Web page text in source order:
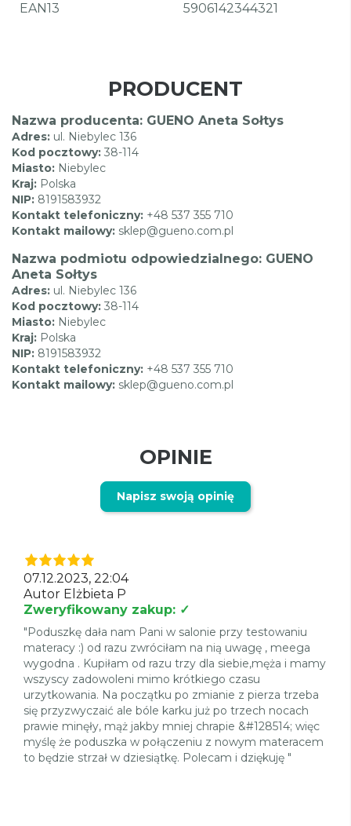
EAN13
5906142344321
PRODUCENT
Nazwa producenta: GUENO Aneta Sołtys
Adres: ul. Niebylec 136
Kod pocztowy: 38-114
Miasto: Niebylec
Kraj: Polska
NIP: 8191583932
Kontakt telefoniczny: +48 537 355 710
Kontakt mailowy: sklep@gueno.com.pl
Nazwa podmiotu odpowiedzialnego: GUENO
Aneta Sołtys
Adres: ul. Niebylec 136
Kod pocztowy: 38-114
Miasto: Niebylec
Kraj: Polska
NIP: 8191583932
Kontakt telefoniczny: +48 537 355 710
Kontakt mailowy: sklep@gueno.com.pl
OPINIE
Napisz swoją opinię
07.12.2023, 22:04
Autor Elżbieta P
Zweryfikowany zakup: ✓
"Poduszkę dała nam Pani w salonie przy testowaniu
materacy :) od razu zwróciłam na nią uwagę , meega
wygodna . Kupiłam od razu trzy dla siebie,męża i mamy
wszyscy zadowoleni mimo krótkiego czasu
urzytkowania. Na początku po zmianie z pierza trzeba
się przyzwyczaić ale bóle karku już po trzech nocach
prawie minęły, mąż jakby mniej chrapie &#128514; więc
myślę że poduszka w połączeniu z nowym materacem
to będzie strzał w dziesiątkę. Polecam i dziękuję "